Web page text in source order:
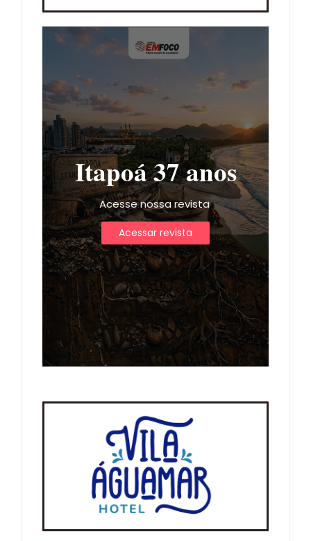
Itapoá 37 anos
Acesse nossa revista
Acessar revista